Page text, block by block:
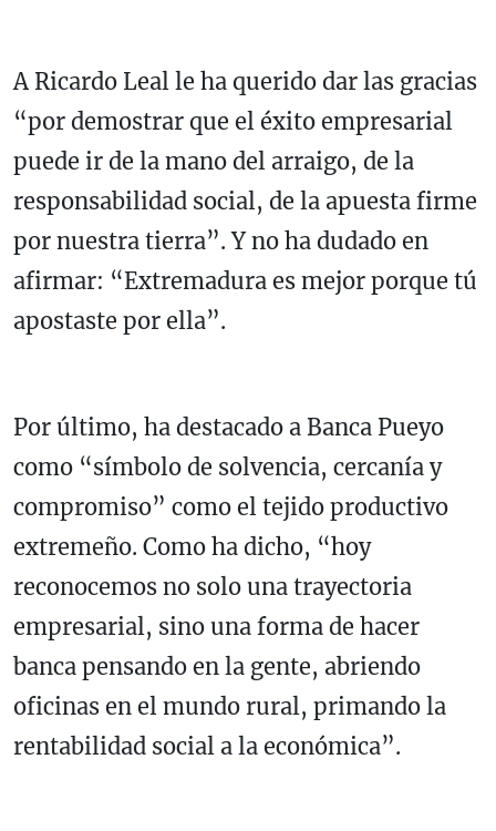
A Ricardo Leal le ha querido dar las gracias
“por demostrar que el éxito empresarial
puede ir de la mano del arraigo, de la
responsabilidad social, de la apuesta firme
por nuestra tierra”. Y no ha dudado en
afirmar: “Extremadura es mejor porque tú
apostaste por ella”.
Por último, ha destacado a Banca Pueyo
como “símbolo de solvencia, cercanía y
compromiso” como el tejido productivo
extremeño. Como ha dicho, “hoy
reconocemos no solo una trayectoria
empresarial, sino una forma de hacer
banca pensando en la gente, abriendo
oficinas en el mundo rural, primando la
rentabilidad social a la económica”.